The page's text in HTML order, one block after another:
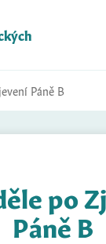
Páně B
po
Páně B